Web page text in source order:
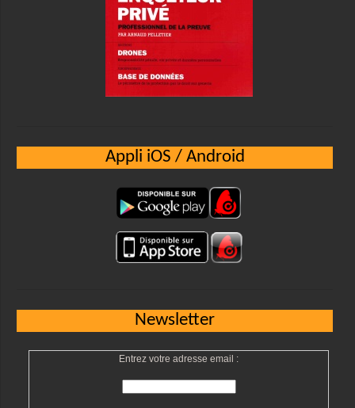
Appli iOS / Android
Newsletter
Entrez votre adresse email :